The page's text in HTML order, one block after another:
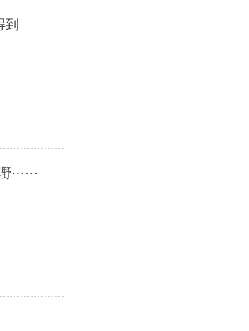
嘢⋯⋯